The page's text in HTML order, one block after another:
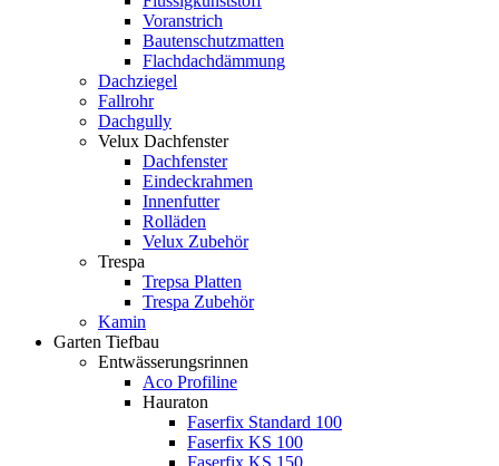
Voranstrich
Bautenschutzmatten
Flachdachdämmung
Dachziegel
Fallrohr
Dachgully
Velux Dachfenster
Dachfenster
Eindeckrahmen
Innenfutter
Rolläden
Velux Zubehör
Trespa
Trepsa Platten
Trespa Zubehör
Kamin
Garten Tiefbau
Entwässerungsrinnen
Aco Profiline
Hauraton
Faserfix Standard 100
Faserfix KS 100
Faserfix KS 150